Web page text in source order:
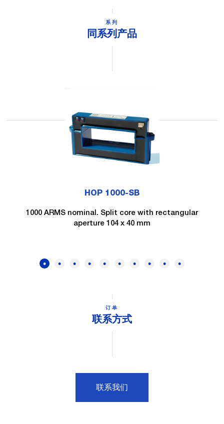
系列
同系列产品
HOP 1000-SB
1000 ARMS nominal. Split core with rectangular
aperture 104 x 40 mm
订单
联系方式
联系我们